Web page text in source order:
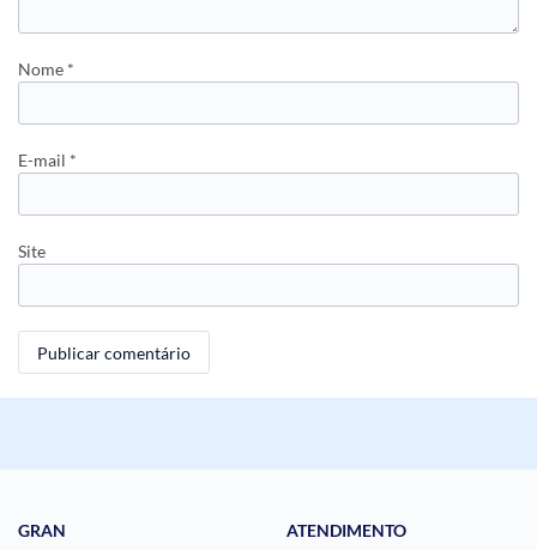
Nome *
E-mail *
Site
GRAN
ATENDIMENTO